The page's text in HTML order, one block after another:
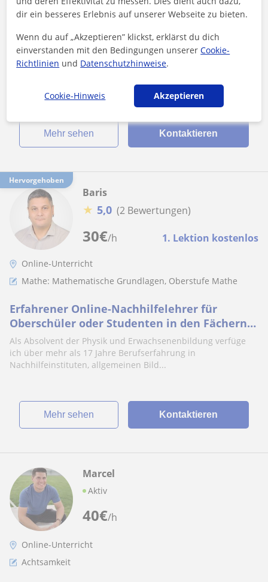
Deutsch als Fremdsprache, gern helfe ich Dir
dabei, mit Effizienz und Spaß!
Ich bin Jenni, lebe in Berlin und freue mich, dich in deiner
Grundschulzeit unterstützen zu dürfen!Gern helfe ich dir bei
Mehr sehen Kontaktieren
Hervorgehoben
30€/h 1. Lektion kostenlos
Baris
★ 5,0 (2 Bewertungen)
Online-Unterricht
Mathe: Mathematische Grundlagen, Oberstufe Mathe
Erfahrener Online-Nachhilfelehrer für
Oberschüler oder Studenten in den Fächern
Mathematik, Statistik und Physik
Als Absolvent der Physik und Erwachsenenbildung verfüge
ich über mehr als 17 Jahre Berufserfahrung in
Nachhilfeinstituten, allgemeinen Bild...
Mehr sehen Kontaktieren
40€/h
Marcel
Aktiv
Online-Unterricht
Achtsamkeit
dir ein besseres Erlebnis auf unserer Webseite zu bieten.
Wenn du auf „Akzeptieren” klickst, erklärst du dich
einverstanden mit den Bedingungen unsererCookie-
Richtlinien und Datenschutzhinweise.
Cookie-Hinweis Akzeptieren